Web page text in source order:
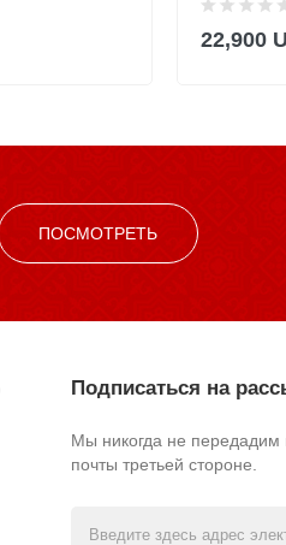
22,900
ПОСМОТРЕТЬ
Подписаться на
Мы никогда не передадим
почты третьей стороне.